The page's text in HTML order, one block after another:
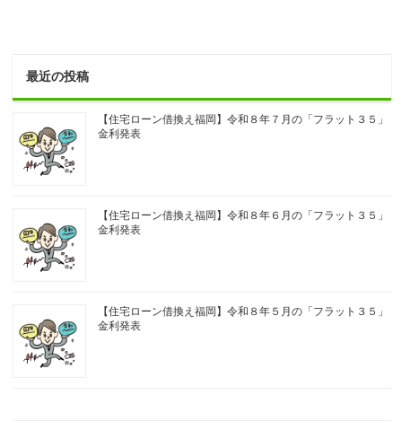
最近の投稿
【住宅ローン借換え福岡】令和８年７月の「フラット３５」
金利発表
【住宅ローン借換え福岡】令和８年６月の「フラット３５」
金利発表
【住宅ローン借換え福岡】令和８年５月の「フラット３５」
金利発表